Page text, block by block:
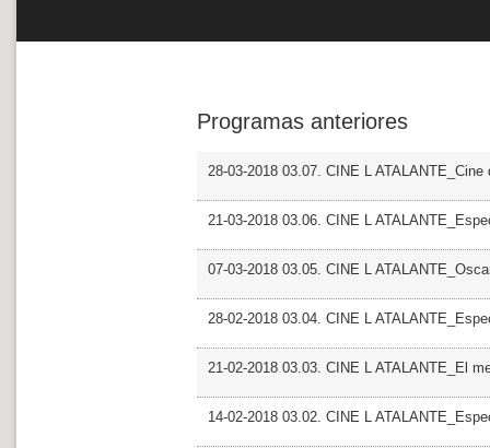
Programas anteriores
28-03-2018 03.07. CINE L
21-03-2018 03.06. CINE L
07-03-2018 03.05. CINE L
28-02-2018 03.04. CINE L
21-02-2018 03.03. CINE L ATALANTE_El
14-02-2018 03.02. CINE L